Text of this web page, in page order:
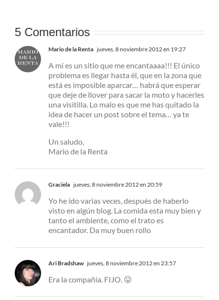
5 Comentarios
Mario de la Renta jueves, 8 noviembre 2012 en 19:27
A mí es un sitio que me encantaaaa!!! El único
problema es llegar hasta él, que en la zona que
está es imposible aparcar… habrá que esperar
que deje de llover para sacar la moto y hacerles
una visitilla. Lo malo es que me has quitado la
idea de hacer un post sobre el tema… ya te
vale!!!
Un saludo,
Mario de la Renta
Graciela jueves, 8 noviembre 2012 en 20:59
Yo he ido varias veces, después de haberlo
visto en algún blog. La comida esta muy bien y
tanto el ambiente, como el trato es
encantador. Da muy buen rollo
Ari Bradshaw jueves, 8 noviembre 2012 en 23:57
Era la compañía. FIJO. 😛